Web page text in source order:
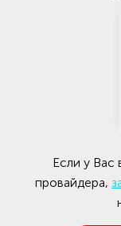
Если у Вас
провайдера,